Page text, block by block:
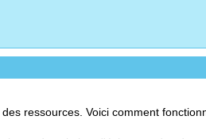
ressources. Voici comment